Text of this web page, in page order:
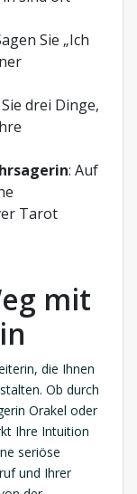
Sie „Ich
drei Dinge,
: Auf
Tarot
mit
die Ihnen
Ob durch
Orakel oder
Ihre Intuition
seriöse
und Ihrer